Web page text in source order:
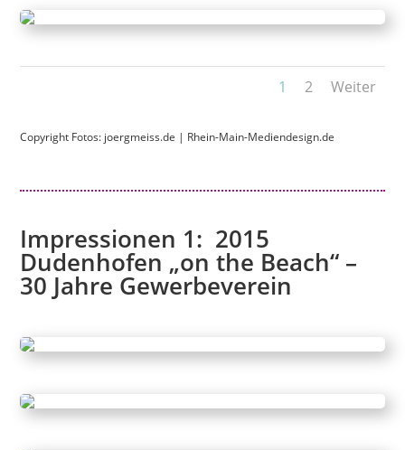
1 2 Weiter
Copyright Fotos: joergmeiss.de | Rhein-Main-Mediendesign.de
Impressionen 1: 2015
Dudenhofen „on the Beach“ –
30 Jahre Gewerbeverein